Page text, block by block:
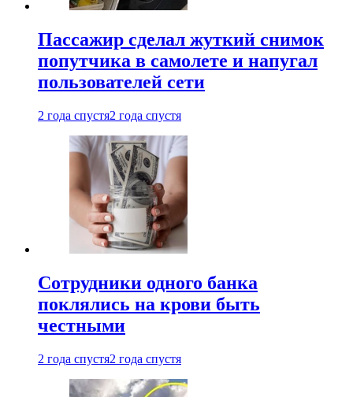
Пассажир сделал жуткий снимок
попутчика в самолете и напугал
пользователей сети
2 года спустя2 года спустя
Сотрудники одного банка
поклялись на крови быть
честными
2 года спустя2 года спустя